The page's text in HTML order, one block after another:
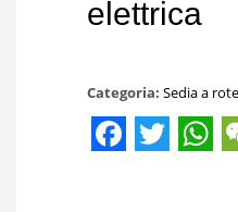
elettrica
Categoria: Sedia a